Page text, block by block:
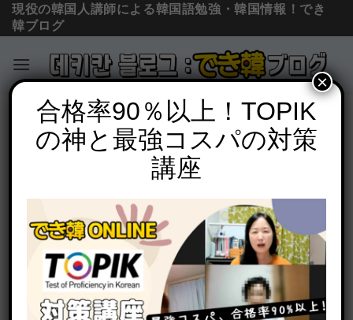
Skip
content
現役の韓国人講師による韓国語勉強・韓国情報！でき
韓ブログ
単語の意味と使い方
「くらい, ほど」韓国語で3つ？分かりづ
らい쯤, 정도, 만큼の意味の違いを例文で
POSTED ON2020年12月13日 BYでき韓 パク先生
合格率90％以上！TOPIK
の神と最強コスパの対策
講座
×